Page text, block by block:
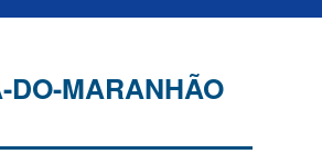
DO-MARANHÃO